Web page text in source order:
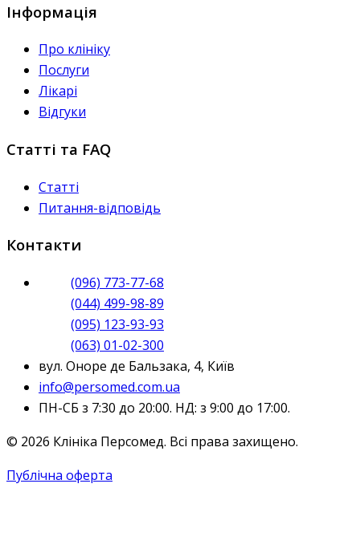
Інформація
Про клініку
Послуги
Лікарі
Відгуки
Статті та FAQ
Статті
Питання-відповідь
Контакти
(096) 773-77-68
(044) 499-98-89
(095) 123-93-93
(063) 01-02-300
вул. Оноре де Бальзака, 4, Київ
info@persomed.com.ua
ПН-СБ з 7:30 до 20:00. НД: з 9:00 до 17:00.
© 2026 Клініка Персомед. Всі права захищено.
Публічна оферта